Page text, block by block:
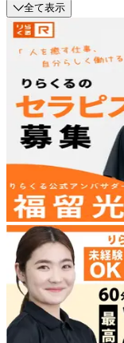
全て表示